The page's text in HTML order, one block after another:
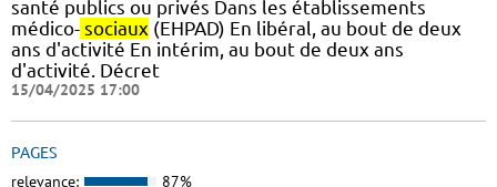
santé publics ou privés Dans les établissements
médico- sociaux (EHPAD) En libéral, au bout de deux
ans d'activité En intérim, au bout de deux ans
d'activité. Décret
15/04/2025 17:00
PAGES
relevance: 87%